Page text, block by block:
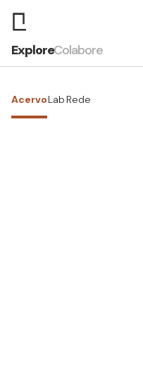
ExploreColabore
AcervoLab Rede